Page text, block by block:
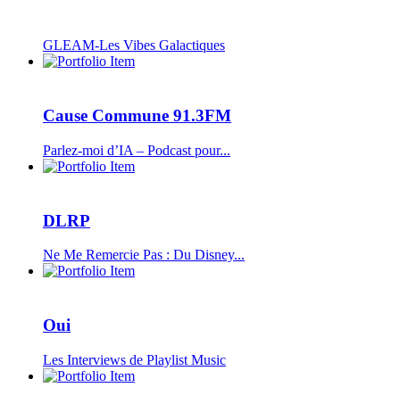
GLEAM-Les Vibes Galactiques
Cause Commune 91.3FM
Parlez-moi d’IA – Podcast pour...
DLRP
Ne Me Remercie Pas : Du Disney...
Oui
Les Interviews de Playlist Music